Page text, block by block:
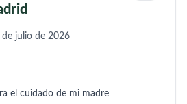
de julio de 2026
el cuidado de mi madre